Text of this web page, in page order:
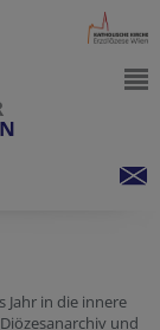
Jahr in die innere
und